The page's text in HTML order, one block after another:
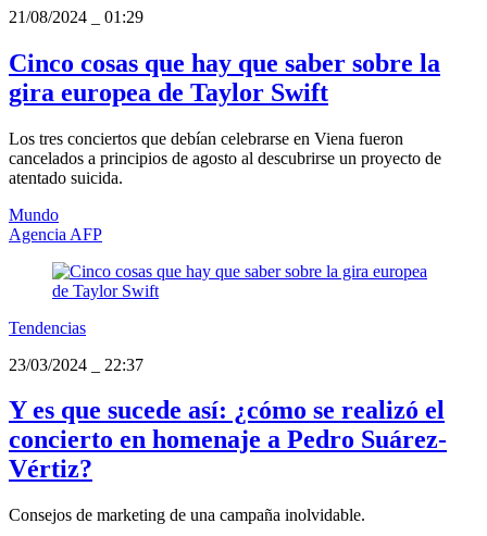
21/08/2024
01:29
Cinco cosas que hay que saber sobre la
gira europea de Taylor Swift
Los tres conciertos que debían celebrarse en Viena fueron
cancelados a principios de agosto al descubrirse un proyecto de
atentado suicida.
Mundo
Agencia AFP
Tendencias
23/03/2024
22:37
Y es que sucede así: ¿cómo se realizó el
concierto en homenaje a Pedro Suárez-
Vértiz?
Consejos de marketing de una campaña inolvidable.